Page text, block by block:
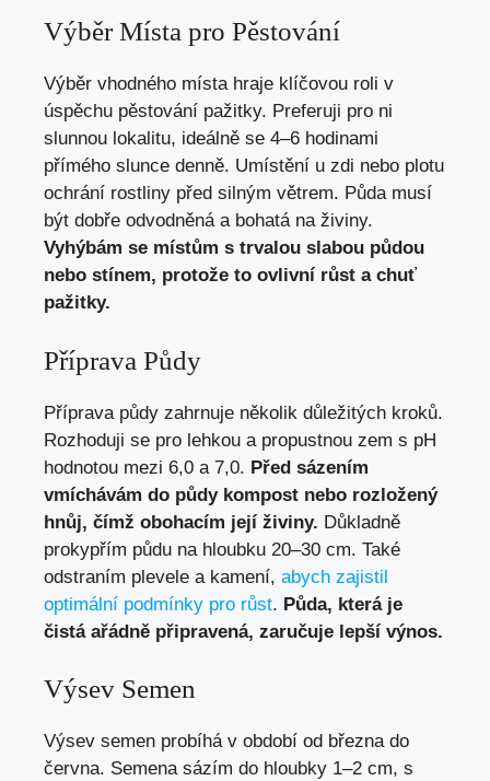
Výběr Místa pro Pěstování
Výběr vhodného místa hraje klíčovou roli v
úspěchu pěstování pažitky. Preferuji pro ni
slunnou lokalitu, ideálně se 4–6 hodinami
přímého slunce denně. Umístění u zdi nebo plotu
ochrání rostliny před silným větrem. Půda musí
být dobře odvodněná a bohatá na živiny.
Vyhýbám se místům s trvalou slabou půdou
nebo stínem, protože to ovlivní růst a chuť
pažitky.
Příprava Půdy
Příprava půdy zahrnuje několik důležitých kroků.
Rozhoduji se pro lehkou a propustnou zem s pH
hodnotou mezi 6,0 a 7,0. Před sázením
vmíchávám do půdy kompost nebo rozložený
hnůj, čímž obohacím její živiny. Důkladně
prokypřím půdu na hloubku 20–30 cm. Také
odstraním plevele a kamení, abych zajistil
optimální podmínky pro růst. Půda, která je
čistá ařádně připravená, zaručuje lepší výnos.
Výsev Semen
Výsev semen probíhá v období od března do
června. Semena sázím do hloubky 1–2 cm, s